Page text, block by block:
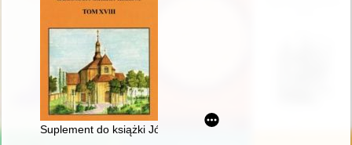
Suplement do książki Józefa Zdunka, Orpiszew 1279-2005,